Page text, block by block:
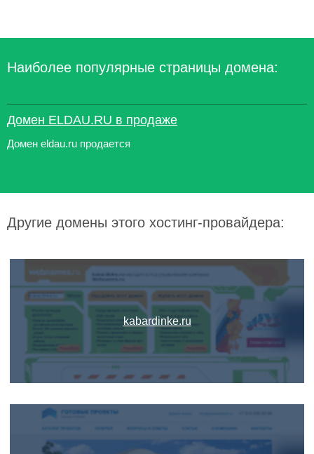
Наиболее популярные страницы домена:
Домен ELDAU.RU в продаже
Домен eldau.ru продается
Другие домены этого хостинг-провайдера:
kabardinke.ru